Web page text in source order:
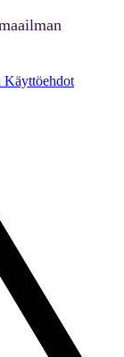
Käyttöehdot